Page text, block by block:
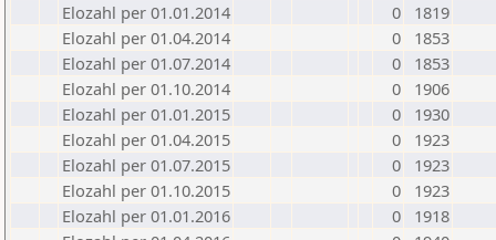
Elozahl per 01.01.2014
0
1819
Elozahl per 01.04.2014
0
1853
Elozahl per 01.07.2014
0
1853
Elozahl per 01.10.2014
0
1906
Elozahl per 01.01.2015
0
1930
Elozahl per 01.04.2015
0
1923
Elozahl per 01.07.2015
0
1923
Elozahl per 01.10.2015
0
1923
Elozahl per 01.01.2016
0
1918